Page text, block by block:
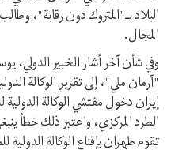
البلاد بـ"المتروك دون رقابة"،
المجال.
وفي شأن آخر أشار الخبير
"آرمان ملي"، إلى تقرير الوكالة
إيران دخول مفتشي الوكالة
الطرد المركزي، واعتبر ذلك خطأ
تقوم طهران بإقناع الوكالة الدولية